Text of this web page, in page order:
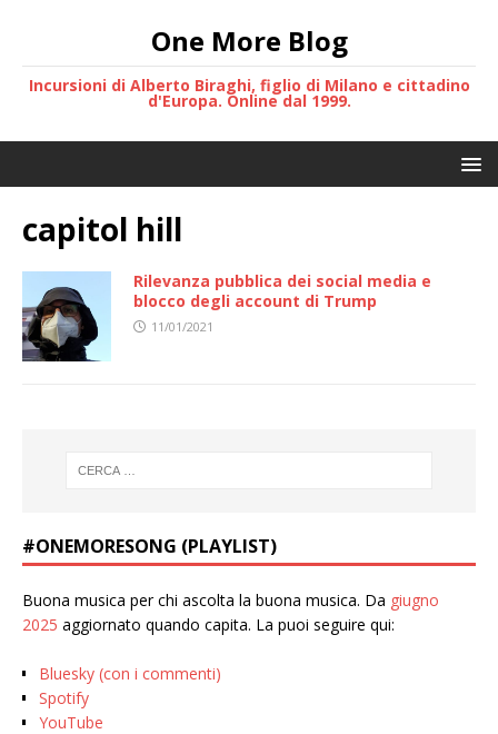
One More Blog
Incursioni di Alberto Biraghi, figlio di Milano e cittadino
d'Europa. Online dal 1999.
capitol hill
Rilevanza pubblica dei social media e
blocco degli account di Trump
11/01/2021
#ONEMORESONG (PLAYLIST)
Buona musica per chi ascolta la buona musica. Da giugno
2025 aggiornato quando capita. La puoi seguire qui:
Bluesky (con i commenti)
Spotify
YouTube